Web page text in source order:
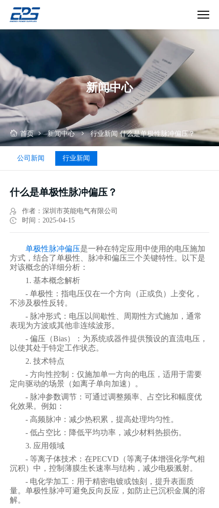
是
极
性
脉
冲
偏
压？
新闻中心
首页 新闻中心 行业新闻 什么是单极性脉冲偏压？
公司新闻 行业新闻
什么是单极性脉冲偏压？
作者：深圳市英能电气有限公司
时间：2025-04-15
单极性脉冲偏压是一种在特定应用中使用的电压施加
方式，结合了单极性、脉冲和偏压三个关键特性。以下是
对该概念的详细分析：
1. 基本概念解析
- 单极性：指电压仅在一个方向（正或负）上变化，
不涉及极性反转。
- 脉冲形式：电压以间歇性、周期性方式施加，通常
表现为方波或其他非连续波形。
- 偏压（Bias）：为系统或器件提供预设的直流电压，
以使其处于特定工作状态。
2. 技术特点
- 方向性控制：仅施加单一方向的电压，适用于需要
定向驱动的场景（如离子单向加速）。
- 脉冲参数调节：可通过调整频率、占空比和幅度优
化效果。例如：
- 高频脉冲：减少热积累，提高处理均匀性。
- 低占空比：降低平均功率，减少材料热损伤。
3. 应用领域
- 等离子体技术：在PECVD（等离子体增强化学气相
沉积）中，控制薄膜生长速率与结构，减少电极溅射。
- 电化学加工：用于精密电镀或蚀刻，提升表面质
量。单极性脉冲可避免反向反应，如防止已沉积金属的溶
解。